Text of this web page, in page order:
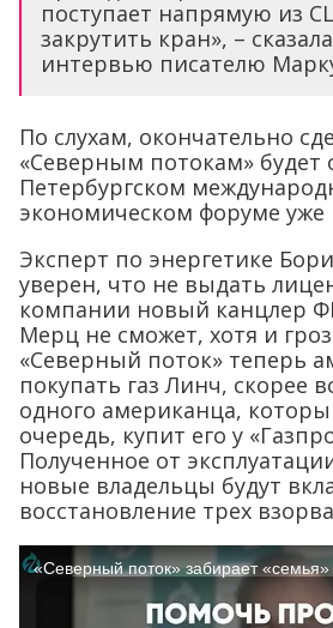
поступает напрямую из
закрутить кран», –
интервью писателю
По слухам, окончательно
«Северным потокам» будет
Петербургском
экономическом форуме уже
Эксперт по энергетике
уверен, что не выдать
компании новый канцлер
Мерц не сможет, хотя и
«Северный поток» теперь
покупать газ Линч, скорее
одного американца,
очередь, купит его у
Полученное от
новые владельцы будут
восстановление трех